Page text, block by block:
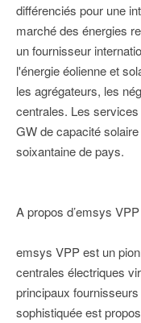
différenciés pour une
marché des énergies
un fournisseur
l'énergie éolienne et
les agrégateurs, les
centrales. Les
GW de capacité
soixantaine de pays.
A propos d’emsys
emsys VPP est un
centrales électriques
principaux
sophistiquée est